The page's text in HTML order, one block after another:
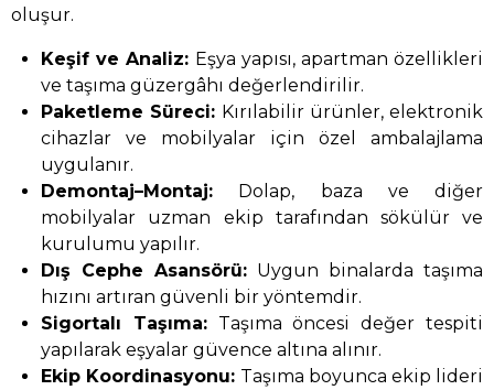
oluşur.
Keşif ve Analiz: Eşya yapısı, apartman özellikleri
ve taşıma güzergâhı değerlendirilir.
Paketleme Süreci: Kırılabilir ürünler, elektronik
cihazlar ve mobilyalar için özel ambalajlama
uygulanır.
Demontaj–Montaj: Dolap, baza ve diğer
mobilyalar uzman ekip tarafından sökülür ve
kurulumu yapılır.
Dış Cephe Asansörü: Uygun binalarda taşıma
hızını artıran güvenli bir yöntemdir.
Sigortalı Taşıma:Taşıma öncesi değer tespiti
yapılarak eşyalar güvence altına alınır.
Ekip Koordinasyonu: Taşıma boyunca ekip lideri